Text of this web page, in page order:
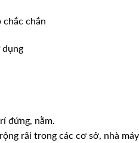
chắc chắn
dụng
đứng, nằm.
rãi trong các cơ sở, nhà